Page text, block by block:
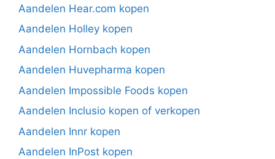
Aandelen Hear.com kopen
Aandelen Holley kopen
Aandelen Hornbach kopen
Aandelen Huvepharma kopen
Aandelen Impossible Foods kopen
Aandelen Inclusio kopen of verkopen
Aandelen Innr kopen
Aandelen InPost kopen